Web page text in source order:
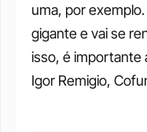
uma, por
gigante e vai se
isso, é importante
Igor Remigio,